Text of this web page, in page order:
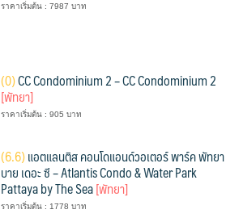
ราคาเริ่มต้น : 7987 บาท
(0)CC Condominium 2 – CC Condominium 2
[พัทยา]
ราคาเริ่มต้น : 905 บาท
(6.6)แอตแลนติส คอนโดแอนด์วอเตอร์ พาร์ค พัทยา
บาย เดอะ ซี – Atlantis Condo & Water Park
Pattaya by The Sea[พัทยา]
ราคาเริ่มต้น : 1778 บาท